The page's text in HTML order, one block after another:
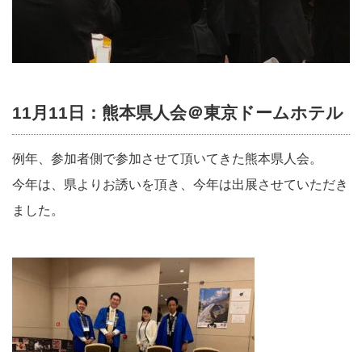
11月11日：熊本県人会＠東京ドームホテル
例年、参加者側で参加させて頂いてきた熊本県人会。
今年は、県よりお誘いを頂き、今年は出展させていただき
ました。